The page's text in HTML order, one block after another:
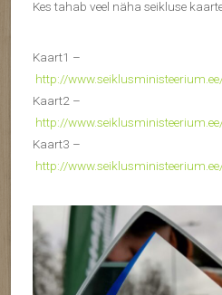
Kes tahab veel näha seikluse
Kaart1 –
http://
Kaart2 –
http://
Kaart3 –
http://